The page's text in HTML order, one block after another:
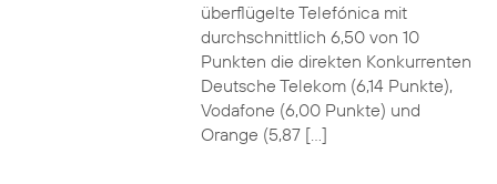
überflügelte Telefónica mit
durchschnittlich 6,50 von 10
Punkten die direkten Konkurrenten
Deutsche Telekom (6,14 Punkte),
Vodafone (6,00 Punkte) und
Orange (5,87 […]